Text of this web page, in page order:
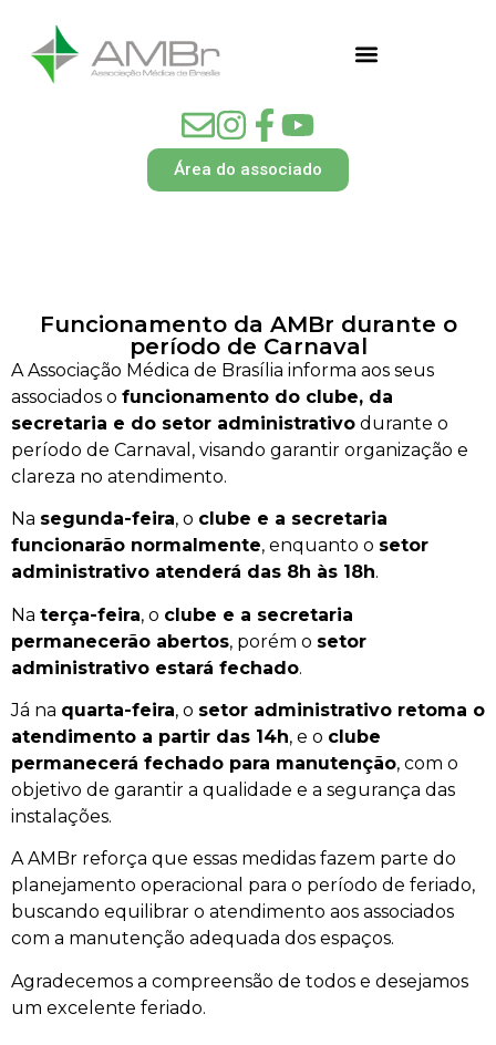
Área do associado
Funcionamento da AMBr durante o
período de Carnaval
A Associação Médica de Brasília informa aos seus
associados o funcionamento do clube, da
secretaria e do setor administrativo durante o
período de Carnaval, visando garantir organização e
clareza no atendimento.
Na segunda-feira, o clube e a secretaria
funcionarão normalmente, enquanto o setor
administrativo atenderá das 8h às 18h.
Na terça-feira, o clube e a secretaria
permanecerão abertos, porém o setor
administrativo estará fechado.
Já na quarta-feira, o setor administrativo retoma o
atendimento a partir das 14h, e o clube
permanecerá fechado para manutenção, com o
objetivo de garantir a qualidade e a segurança das
instalações.
A AMBr reforça que essas medidas fazem parte do
planejamento operacional para o período de feriado,
buscando equilibrar o atendimento aos associados
com a manutenção adequada dos espaços.
Agradecemos a compreensão de todos e desejamos
um excelente feriado.